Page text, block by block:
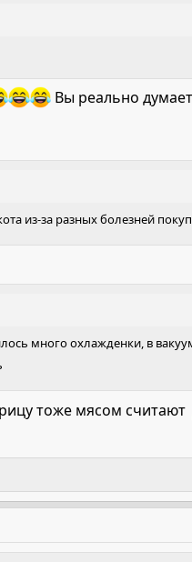
Вы реально
из-за разных болезней
много охлажденки, в
тоже мясом считают